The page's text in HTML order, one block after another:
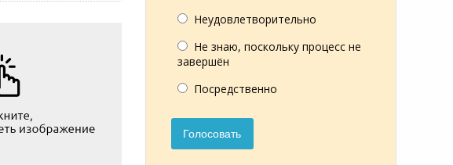
Неудовлетворительно
Не знаю, поскольку процесс не
завершён
Посредственно
Голосовать